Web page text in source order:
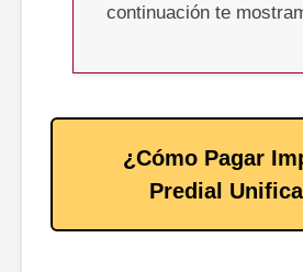
continuación te
¿Cómo Pagar
Predial